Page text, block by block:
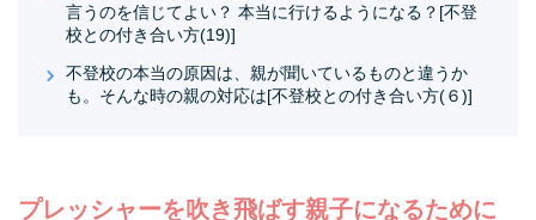
言うのを信じてよい？ 本当に行けるようになる？[不登
校との付き合い方(19)]
不登校の本当の原因は、親が聞いているものと違うか
も。そんな時の親の対応は[不登校との付き合い方(６)]
プレッシャーを吹き飛ばす親子になるために